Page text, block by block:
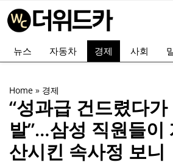
텐
뉴스 자동차 경제 사회
Home » 경제
“성과급 건드렸다
발”…삼성 직원들이
산시킨 속사정 보니